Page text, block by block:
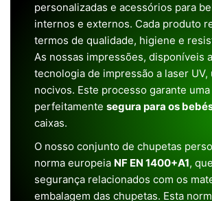
personalizadas e acessórios para
internos e externos. Cada produto
termos de qualidade, higiene e
As nossas impressões, disponíveis
tecnologia de impressão a laser
nocivos. Este processo garante
perfeitamente segura para os
caixas.
O nosso conjunto de chupetas
norma europeia NF EN 1400+A1,
segurança relacionados com os
embalagem das chupetas. Esta